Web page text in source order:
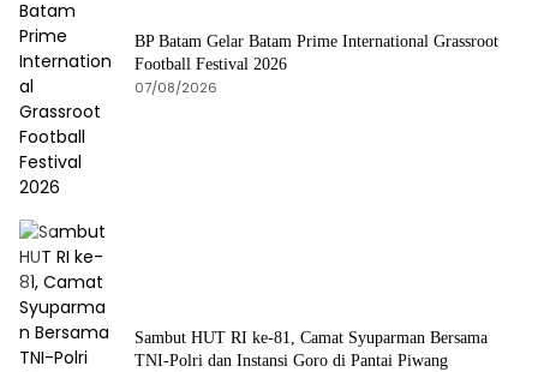
BP Batam Gelar Batam Prime International Grassroot
Football Festival 2026
07/08/2026
Sambut HUT RI ke-81, Camat Syuparman Bersama
TNI-Polri dan Instansi Goro di Pantai Piwang